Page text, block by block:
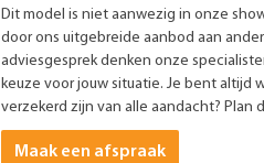
Dit model is niet aanwezig in onze
door ons uitgebreide aanbod aan
adviesgesprek denken onze
keuze voor jouw situatie. Je bent altijd
verzekerd zijn van alle aandacht? Plan
Maak een afspraak